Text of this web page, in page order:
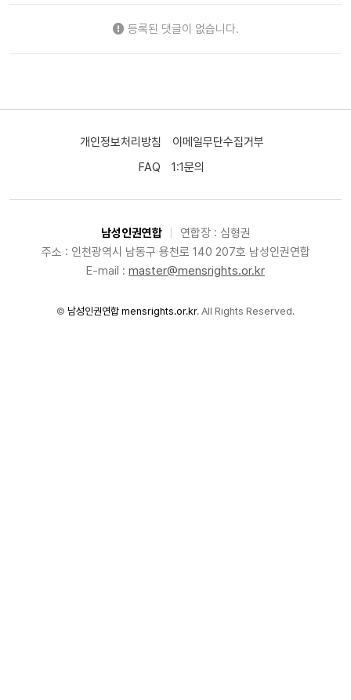
등록된 댓글이 없습니다.
개인정보처리방침
이메일무단수집거부
FAQ
1:1문의
남성인권연합
연합장 : 심형권
주소 : 인천광역시 남동구 용천로 140 207호 남성인권연합
E-mail : master@mensrights.or.kr
© 남성인권연합 mensrights.or.kr. All Rights Reserved.